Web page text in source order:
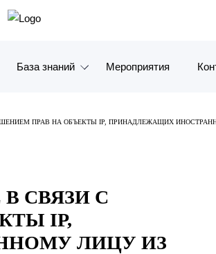
База знаний
Видео
Мероприятия
ПРАВ НА ОБЪЕКТЫ IP, ПРИНАДЛЕЖАЩИХ
СВЯЗИ С
IP,
ЛИЦУ ИЗ